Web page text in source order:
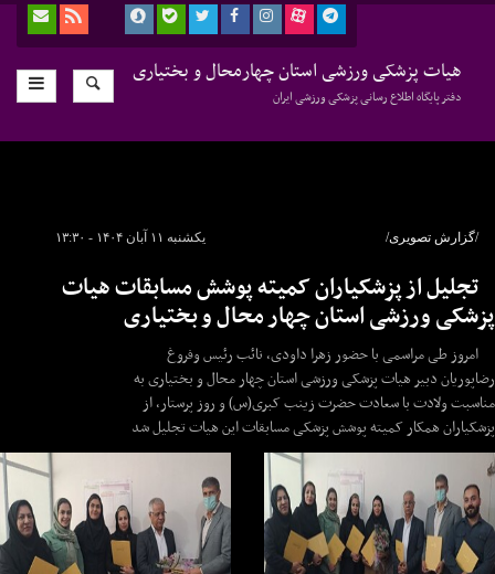
هیات پزشکی ورزشی استان چهارمحال و بختیاری
دفتر پایگاه اطلاع رسانی پزشکی ورزشی ایران
یکشنبه ۱۱ آبان ۱۴۰۴ - ۱۳:۳۰ /گزارش تصویری/
تجلیل از پزشکیاران کمیته پوشش مسابقات هیات
پزشکی ورزشی استان چهار محال و بختیاری
امروز طی مراسمی با حضور زهرا داودی، نائب رئیس وفروغ
رضاپوریان دبیر هیات پزشکی ورزشی استان چهار محال و بختیاری به
مناسبت ولادت با سعادت حضرت زینب کبری(س) و روز پرستار، از
پزشکیاران همکار کمیته پوشش پزشکی مسابقات این هیات تجلیل شد